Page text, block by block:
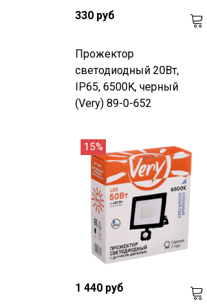
330 руб
Прожектор
светодиодный 20Вт,
IP65, 6500K, черный
(Very) 89-0-652
15%
1 440 руб